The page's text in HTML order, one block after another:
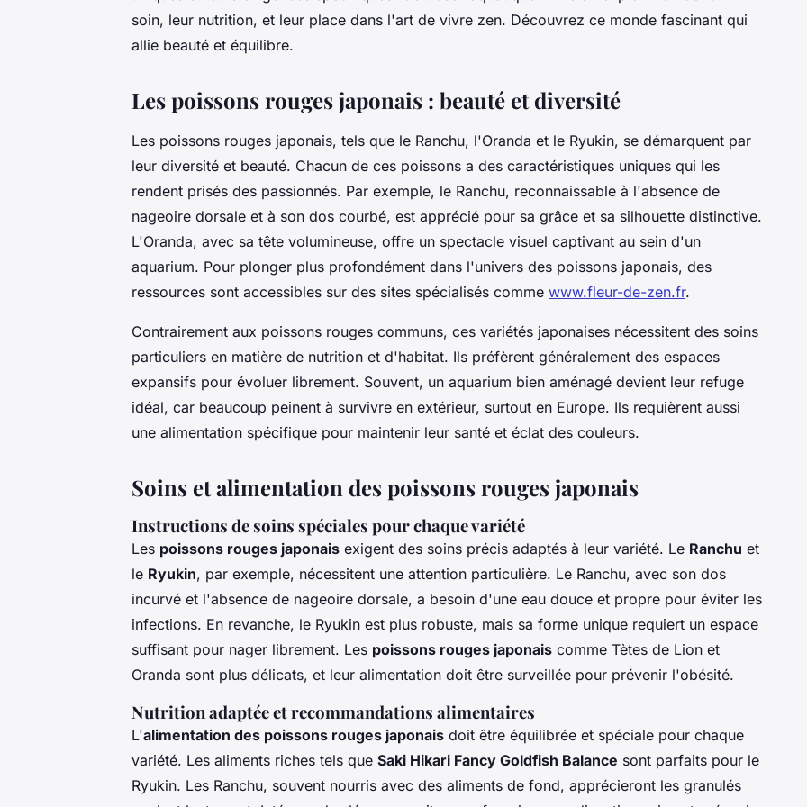
soin, leur nutrition, et leur place dans l'art de vivre zen. Découvrez ce monde fascinant qui
allie beauté et équilibre.
Les poissons rouges japonais : beauté et diversité
Les poissons rouges japonais, tels que le Ranchu, l'Oranda et le Ryukin, se démarquent par
leur diversité et beauté. Chacun de ces poissons a des caractéristiques uniques qui les
rendent prisés des passionnés. Par exemple, le Ranchu, reconnaissable à l'absence de
nageoire dorsale et à son dos courbé, est apprécié pour sa grâce et sa silhouette distinctive.
L'Oranda, avec sa tête volumineuse, offre un spectacle visuel captivant au sein d'un
aquarium. Pour plonger plus profondément dans l'univers des poissons japonais, des
ressources sont accessibles sur des sites spécialisés comme www.fleur-de-zen.fr.
Contrairement aux poissons rouges communs, ces variétés japonaises nécessitent des soins
particuliers en matière de nutrition et d'habitat. Ils préfèrent généralement des espaces
expansifs pour évoluer librement. Souvent, un aquarium bien aménagé devient leur refuge
idéal, car beaucoup peinent à survivre en extérieur, surtout en Europe. Ils requièrent aussi
une alimentation spécifique pour maintenir leur santé et éclat des couleurs.
Soins et alimentation des poissons rouges japonais
Instructions de soins spéciales pour chaque variété
Les poissons rouges japonais exigent des soins précis adaptés à leur variété. Le Ranchu et
le Ryukin, par exemple, nécessitent une attention particulière. Le Ranchu, avec son dos
incurvé et l'absence de nageoire dorsale, a besoin d'une eau douce et propre pour éviter les
infections. En revanche, le Ryukin est plus robuste, mais sa forme unique requiert un espace
suffisant pour nager librement. Les poissons rouges japonais comme Tètes de Lion et
Oranda sont plus délicats, et leur alimentation doit être surveillée pour prévenir l'obésité.
Nutrition adaptée et recommandations alimentaires
L'alimentation des poissons rouges japonais doit être équilibrée et spéciale pour chaque
variété. Les aliments riches tels que Saki Hikari Fancy Goldfish Balance sont parfaits pour le
Ryukin. Les Ranchu, souvent nourris avec des aliments de fond, apprécieront les granulés